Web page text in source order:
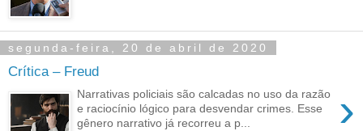
segunda-feira, 20 de abril de 2020
Crítica – Freud
›
Narrativas policiais são calcadas no uso da razão
e raciocínio lógico para desvendar crimes. Esse
gênero narrativo já recorreu a p...